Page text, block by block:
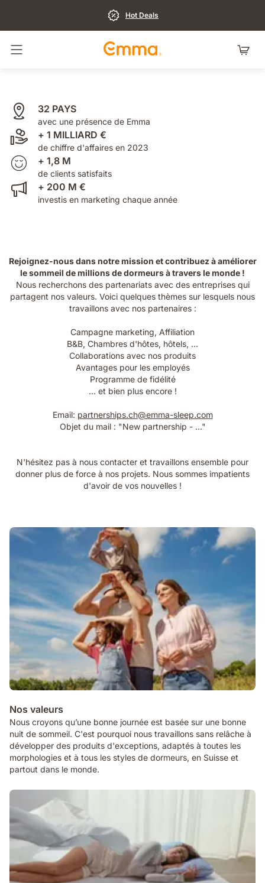
Hot Deals
Basculer la navigation
32 PAYS
avec une présence de Emma
+ 1 MILLIARD €
de chiffre d'affaires en 2023
+ 1,8 M
de clients satisfaits
+ 200 M €
investis en marketing chaque année
Rejoignez-nous dans notre mission et contribuez à améliorer
le sommeil de millions de dormeurs à travers le monde !
Nous recherchons des partenariats avec des entreprises qui
partagent nos valeurs. Voici quelques thèmes sur lesquels nous
travaillons avec nos partenaires :
Campagne marketing, Affiliation
B&B, Chambres d'hôtes, hôtels, ...
Collaborations avec nos produits
Avantages pour les employés
Programme de fidélité
... et bien plus encore !
Email: partnerships.ch@emma-sleep.com
Objet du mail : "New partnership - ..."
N'hésitez pas à nous contacter et travaillons ensemble pour
donner plus de force à nos projets. Nous sommes impatients
d'avoir de vos nouvelles !
Nos valeurs
Nous croyons qu’une bonne journée est basée sur une bonne
nuit de sommeil. C'est pourquoi nous travaillons sans relâche à
développer des produits d'exceptions, adaptés à toutes les
morphologies et à tous les styles de dormeurs, en Suisse et
partout dans le monde.